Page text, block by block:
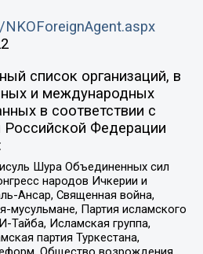
список организаций, в
и международных
в соответствии с
Российской Федерации
Шура Объединенных сил
народов Ичкерии и
Ансар, Священная война,
мусульмане, Партия исламского
Исламская группа,
партия Туркестана,